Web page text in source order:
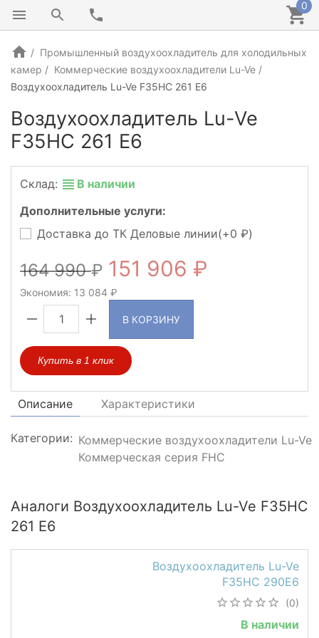
0
Промышленный воздухоохладитель для холодильных
камер
Коммерческие воздухоохладители Lu-Ve
Воздухоохладитель Lu-Ve F35HC 261 E6
Воздухоохладитель Lu-Ve
F35HC 261 E6
Склад:
В наличии
Дополнительные услуги:
Доставка до ТК Деловые линии(+0 )
164 990 151 906
Экономия: 13 084
В КОРЗИНУ
Купить в 1 клик
Описание Характеристики
Категории: Коммерческие воздухоохладители Lu-Ve
Коммерческая серия FHC
Аналоги Воздухоохладитель Lu-Ve F35HC
261 E6
Воздухоохладитель Lu-Ve
F35HC 290E6
(0)
В наличии